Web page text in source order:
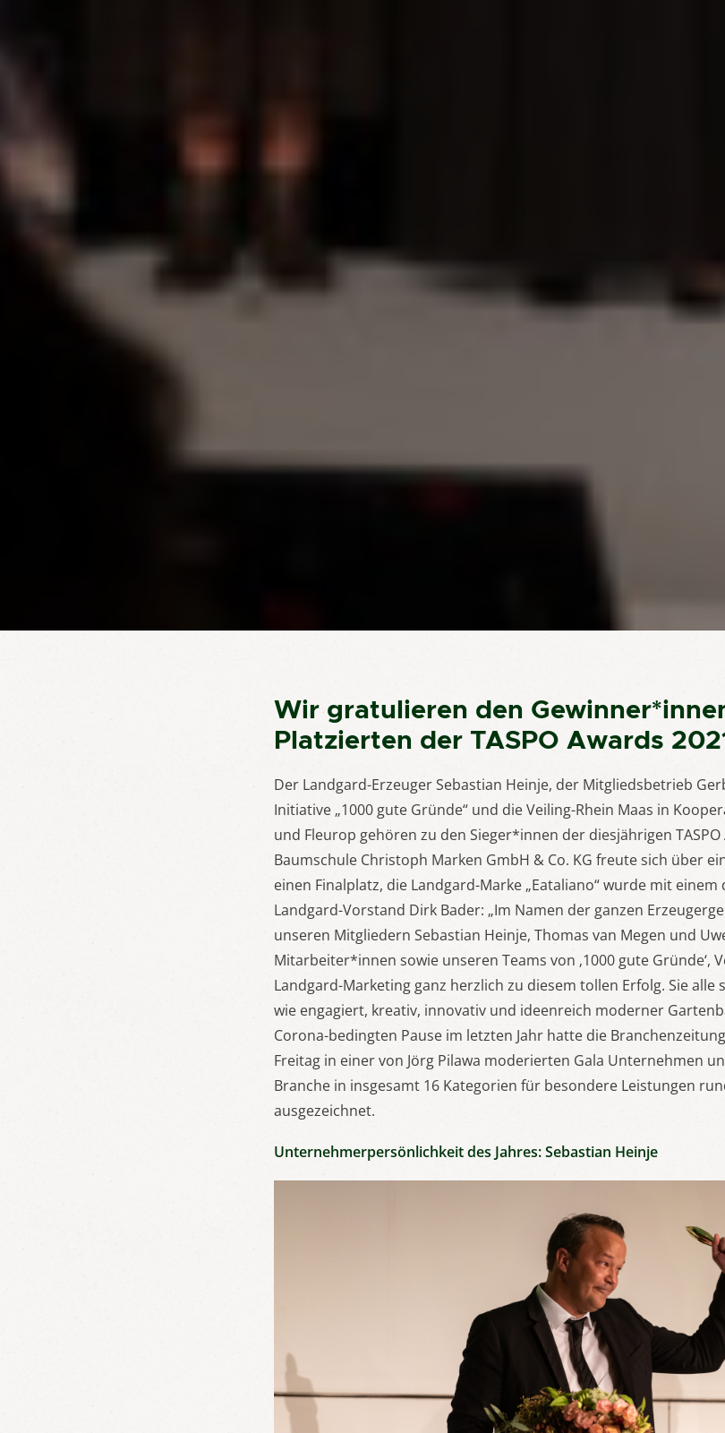
Wir gratulieren den
Platzierten der TASPO Awards
Der Landgard-Erzeuger Sebastian Heinje, der Mitgliedsbetrieb
Initiative „1000 gute Gründe“ und die Veiling-Rhein Maas in
und Fleurop gehören zu den Sieger*innen der diesjährigen TASPO
Baumschule Christoph Marken GmbH & Co. KG freute sich über
einen Finalplatz, die Landgard-Marke „Eataliano“ wurde mit
Landgard-Vorstand Dirk Bader: „Im Namen der ganzen
unseren Mitgliedern Sebastian Heinje, Thomas van Megen und
Mitarbeiter*innen sowie unseren Teams von ‚1000 gute Gründe‘,
Landgard-Marketing ganz herzlich zu diesem tollen Erfolg. Sie alle
wie engagiert, kreativ, innovativ und ideenreich moderner
Corona-bedingten Pause im letzten Jahr hatte die
Freitag in einer von Jörg Pilawa moderierten Gala Unternehmen
Branche in insgesamt 16 Kategorien für besondere Leistungen
ausgezeichnet.
Unternehmerpersönlichkeit des Jahres: Sebastian Heinje